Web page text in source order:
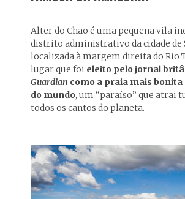
Alter do Chão é uma pequena vila
distrito administrativo da cidade de
localizada à margem direita do Rio
lugar que foi eleito pelo jornal
Guardian como a praia mais bonita
do mundo, um “paraíso” que atrai
todos os cantos do planeta.